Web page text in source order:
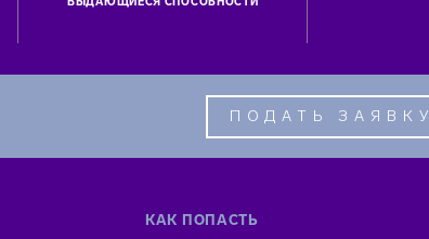
ПОДАТЬ ЗАЯВКУ
КАК ПОПАСТЬ